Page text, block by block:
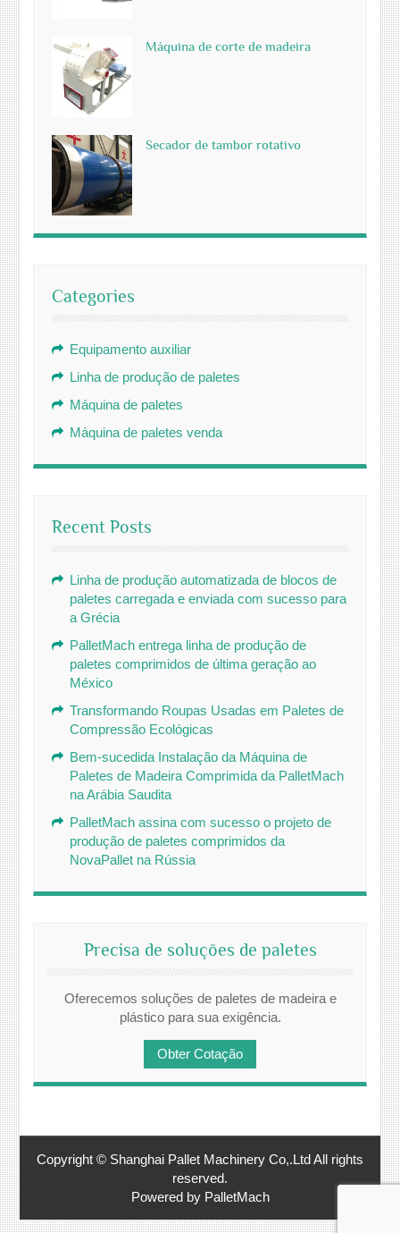
Máquina de corte de madeira
Secador de tambor rotativo
Categories
Equipamento auxiliar
Linha de produção de paletes
Máquina de paletes
Máquina de paletes venda
Recent Posts
Linha de produção automatizada de blocos de
paletes carregada e enviada com sucesso para
a Grécia
PalletMach entrega linha de produção de
paletes comprimidos de última geração ao
México
Transformando Roupas Usadas em Paletes de
Compressão Ecológicas
Bem-sucedida Instalação da Máquina de
Paletes de Madeira Comprimida da PalletMach
na Arábia Saudita
PalletMach assina com sucesso o projeto de
produção de paletes comprimidos da
NovaPallet na Rússia
Precisa de soluções de paletes
Oferecemos soluções de paletes de madeira e
plástico para sua exigência.
Obter Cotação
Copyright © Shanghai Pallet Machinery Co,.Ltd All rights
reserved.
Powered by PalletMach